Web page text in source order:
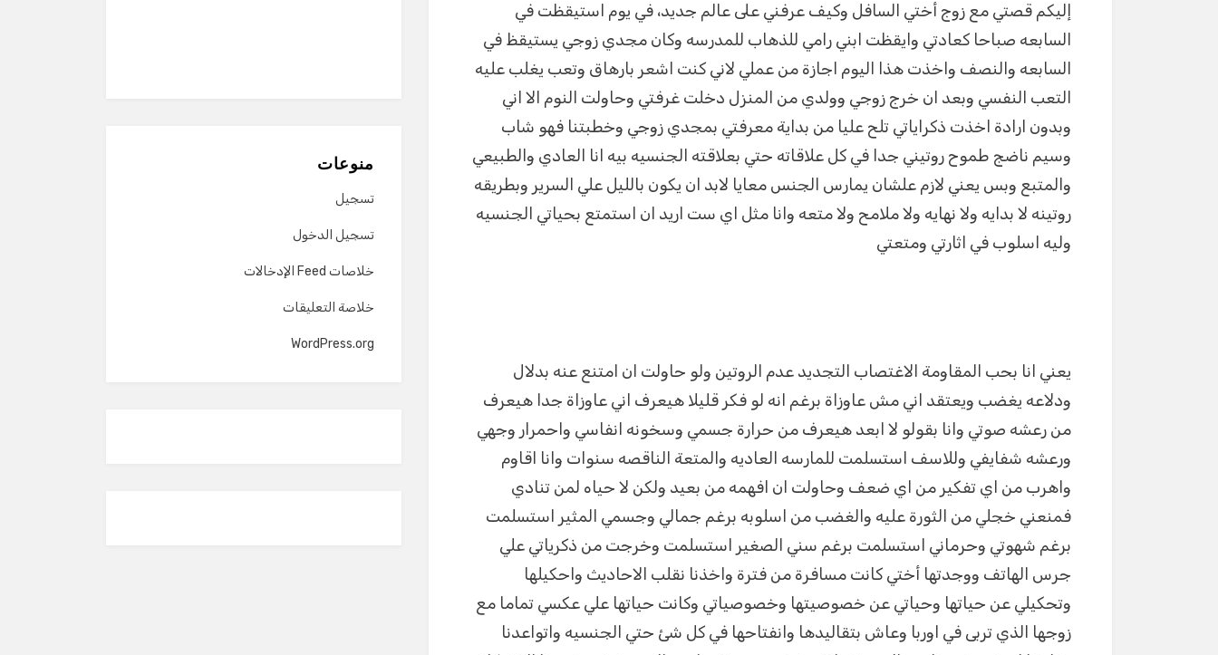
it
te
r
ss
e
n
g
er
at
s
A
p
p
e
gr
a
m
ar
e
إليكم قصتي مع زوج أختي السافل وكيف عرفني على عالم جديد، في يوم استيقظت في
السابعه صباحا كعادتي وايقظت ابني رامي للذهاب للمدرسه وكان مجدي زوجي يستيقظ في
السابعه والنصف واخذت هذا اليوم اجازة من عملي لاني كنت اشعر بارهاق وتعب يغلب عليه
التعب النفسي وبعد ان خرج زوجي وولدي من المنزل دخلت غرفتي وحاولت النوم الا اني
وبدون ارادة اخذت ذكراياتي تلح عليا من بداية معرفتي بمجدي زوجي وخطبتنا فهو شاب
وسيم ناضج طموح روتيني جدا في كل علاقاته حتي بعلاقته الجنسيه بيه انا العادي والطبيعي
والمتبع وبس يعني لازم علشان يمارس الجنس معايا لابد ان يكون بالليل علي السرير وبطريقه
روتينه لا بدايه ولا نهايه ولا ملامح ولا متعه وانا مثل اي ست اريد ان استمتع بحياتي الجنسيه
وليه اسلوب في اثارتي ومتعتي
يعني انا بحب المقاومة الاغتصاب التجديد عدم الروتين ولو حاولت ان امتنع عنه بدلال
ودلاعه يغضب ويعتقد اني مش عاوزاة برغم انه لو فكر قليلا هيعرف اني عاوزاة جدا هيعرف
من رعشه صوتي وانا بقولو لا ابعد هيعرف من حرارة جسمي وسخونه انفاسي واحمرار وجهي
ورعشه شفايفي وللاسف استسلمت للمارسه العاديه والمتعة الناقصه سنوات وانا اقاوم
واهرب من اي تفكير من اي ضعف وحاولت ان افهمه من بعيد ولكن لا حياه لمن تنادي
فمنعني خجلي من الثورة عليه والغضب من اسلوبه برغم جمالي وجسمي المثير استسلمت
برغم شهوتي وحرماني استسلمت برغم سني الصغير استسلمت وخرجت من ذكرياتي علي
جرس الهاتف ووجدتها أختي كانت مسافرة من فترة واخذنا نقلب الاحاديث واحكيلها
وتحكيلي عن حياتها وحياتي عن خصوصيتها وخصوصياتي وكانت حياتها علي عكسي تماما مع
زوجها الذي تربى في اوربا وعاش بتقاليدها وانفتاحها في كل شئ حتي الجنسيه واتواعدنا
منوعات
تسجيل
تسجيل الدخول
خلاصات Feed الإدخالات
خلاصة التعليقات
WordPress.org